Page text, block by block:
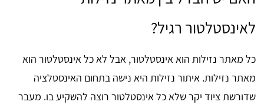
לאינסטלטור רגיל?
כל מאתר נזילות הוא אינסטלטור, אבל לא כל אינסטלטור הוא
מאתר נזילות. איתור נזילות היא נישה בתחום האינסטלציה
שדורשת ציוד יקר שלא כל אינסטלטור רוצה להשקיע בו. מעבר